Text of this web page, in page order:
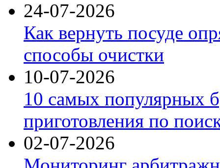
24-07-2026
Как вернуть посуде
способы очистки
10-07-2026
10 самых популярных
приготовления по
02-07-2026